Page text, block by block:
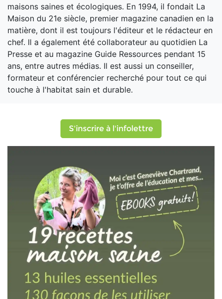
maisons saines et écologiques. En 1994, il fondait La
Maison du 21e siècle, premier magazine canadien en la
matière, dont il est toujours l'éditeur et le rédacteur en
chef. Il a également été collaborateur au quotidien La
Presse et au magazine Guide Ressources pendant 15
ans, entre autres médias. Il est aussi un conseiller,
formateur et conférencier recherché pour tout ce qui
touche à l'habitat sain et durable.
S'inscrire à l'infolettre